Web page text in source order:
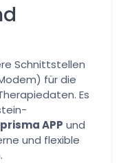
Schnittstellen
für die
Es
prisma APP und
und flexible